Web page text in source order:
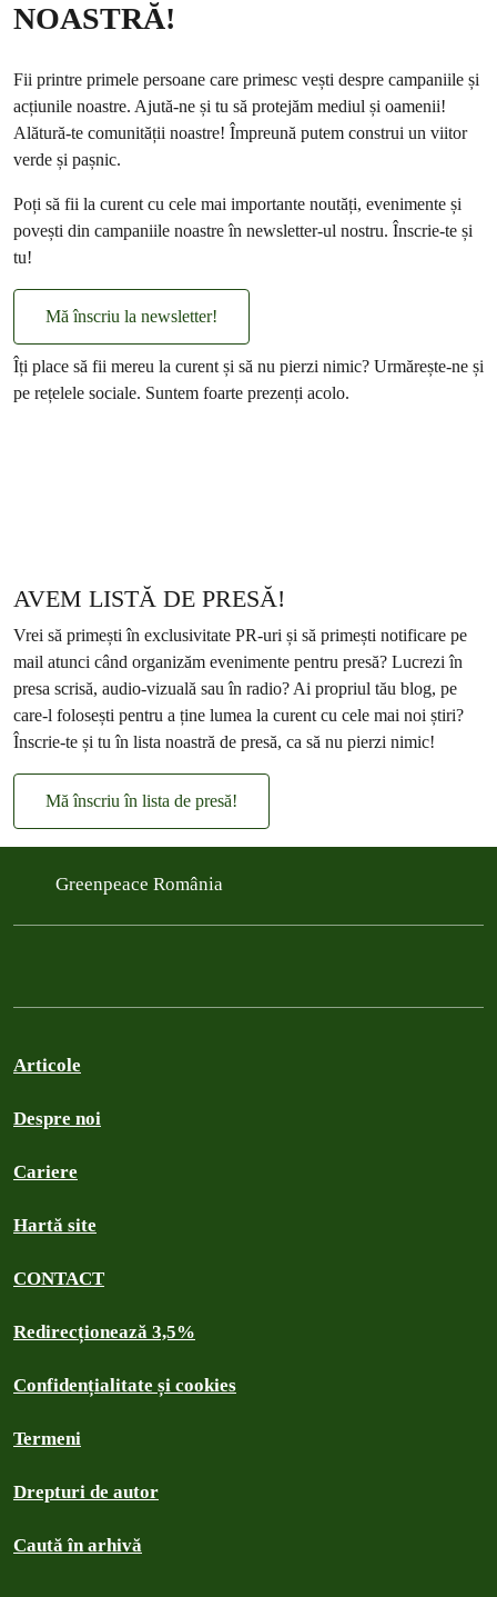
NOASTRĂ!
Fii printre primele persoane care primesc vești despre campaniile și
acțiunile noastre. Ajută-ne și tu să protejăm mediul și oamenii!
Alătură-te comunității noastre! Împreună putem construi un viitor
verde și pașnic.
Poți să fii la curent cu cele mai importante noutăți, evenimente și
povești din campaniile noastre în newsletter-ul nostru. Înscrie-te și
tu!
Mă înscriu la newsletter!
Îți place să fii mereu la curent și să nu pierzi nimic? Urmărește-ne și
pe rețelele sociale. Suntem foarte prezenți acolo.
AVEM LISTĂ DE PRESĂ!
Vrei să primești în exclusivitate PR-uri și să primești notificare pe
mail atunci când organizăm evenimente pentru presă? Lucrezi în
presa scrisă, audio-vizuală sau în radio? Ai propriul tău blog, pe
care-l folosești pentru a ține lumea la curent cu cele mai noi știri?
Înscrie-te și tu în lista noastră de presă, ca să nu pierzi nimic!
Mă înscriu în lista de presă!
Greenpeace România
Articole
Despre noi
Cariere
Hartă site
CONTACT
Redirecționează 3,5%
Confidențialitate și cookies
Termeni
Drepturi de autor
Caută în arhivă